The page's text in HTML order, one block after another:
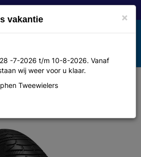
CST btb Zeppelin
×
vakantie
-7-2026 t/m 10-8-2026. Vanaf
wij weer voor u klaar.
Tweewielers